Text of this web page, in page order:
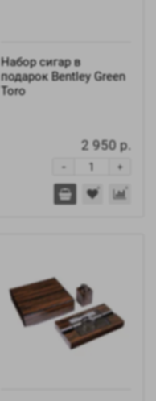
Набор сигар в
подарок Bentley Green
Toro
2 950 р.
+
-